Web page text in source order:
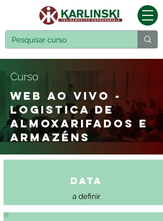
Curso
WEB AO VIVO -
LOGISTICA DE
ALMOXARIFADOS E
ARMAZÉNS
Data
a definir